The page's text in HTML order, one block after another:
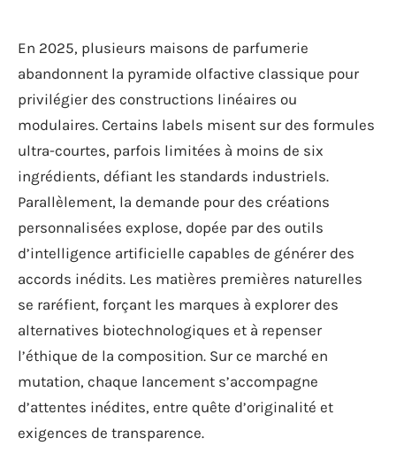
En 2025, plusieurs maisons de parfumerie
abandonnent la pyramide olfactive classique pour
privilégier des constructions linéaires ou
modulaires. Certains labels misent sur des formules
ultra-courtes, parfois limitées à moins de six
ingrédients, défiant les standards industriels.
Parallèlement, la demande pour des créations
personnalisées explose, dopée par des outils
d’intelligence artificielle capables de générer des
accords inédits. Les matières premières naturelles
se raréfient, forçant les marques à explorer des
alternatives biotechnologiques et à repenser
l’éthique de la composition. Sur ce marché en
mutation, chaque lancement s’accompagne
d’attentes inédites, entre quête d’originalité et
exigences de transparence.